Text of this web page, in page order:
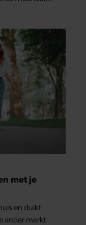
met je
en duikt
ander merkt